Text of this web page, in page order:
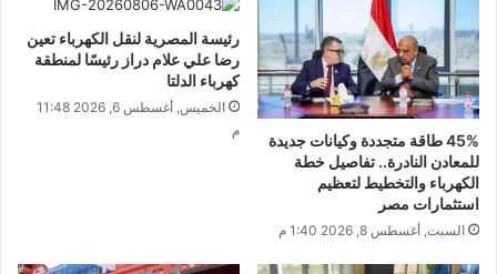
45% طاقة متجددة وكيانات جديدة
للمعادن النادرة.. تفاصيل خطة
الكهرباء والتخطيط لتعظيم
استثمارات مصر
السبت, أغسطس 8, 2026 1:40 م
رئيسة المصرية لنقل الكهرباء تعين
رضا علي علام دراز رئيسًا لمنطقة
كهرباء الدلتا
الخميس, أغسطس 6, 2026 11:48
م